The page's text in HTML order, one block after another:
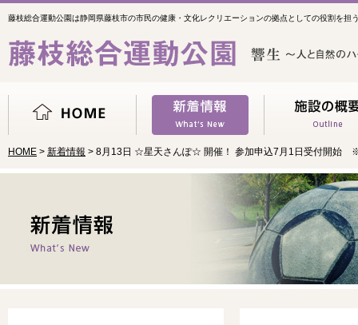
藤枝総合運動公園は静岡県藤枝市の市民の健康・文化レクリエーションの拠点としての役割を担
HOME > 新着情報 > 8月13日 ☆星天さんぽ☆ 開催！ 参加申込7月1日受付開始